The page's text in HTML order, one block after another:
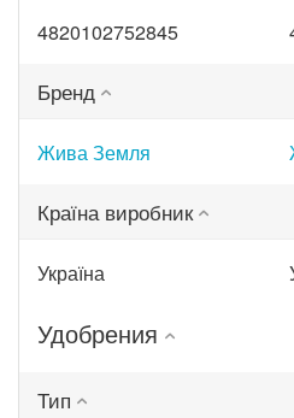
4820102752845
Бренд
Жива Земля
Країна виробник
Україна
Удобрения
Тип